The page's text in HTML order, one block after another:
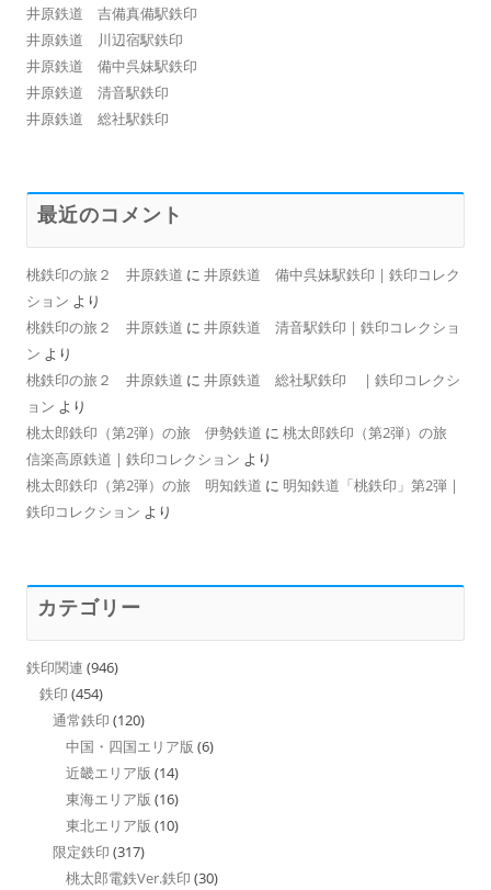
井原鉄道 吉備真備駅鉄印
井原鉄道 川辺宿駅鉄印
井原鉄道 備中呉妹駅鉄印
井原鉄道 清音駅鉄印
井原鉄道 総社駅鉄印
最近のコメント
桃鉄印の旅２ 井原鉄道 に 井原鉄道 備中呉妹駅鉄印 | 鉄印コレク
ション より
桃鉄印の旅２ 井原鉄道 に 井原鉄道 清音駅鉄印 | 鉄印コレクショ
ン より
桃鉄印の旅２ 井原鉄道 に 井原鉄道 総社駅鉄印 | 鉄印コレクシ
ョン より
桃太郎鉄印（第2弾）の旅 伊勢鉄道 に 桃太郎鉄印（第2弾）の旅
信楽高原鉄道 | 鉄印コレクション より
桃太郎鉄印（第2弾）の旅 明知鉄道 に 明知鉄道「桃鉄印」第2弾 |
鉄印コレクション より
カテゴリー
鉄印関連 (946)
鉄印 (454)
通常鉄印 (120)
中国・四国エリア版 (6)
近畿エリア版 (14)
東海エリア版 (16)
東北エリア版 (10)
限定鉄印 (317)
桃太郎電鉄Ver.鉄印 (30)